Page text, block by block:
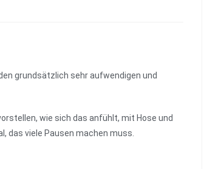
grundsätzlich sehr aufwendigen und
wie sich das anfühlt, mit Hose und
das viele Pausen machen muss.